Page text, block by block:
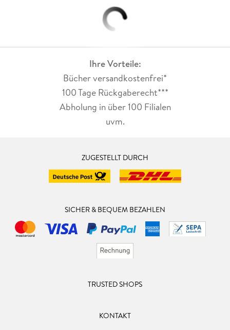
Ihre Vorteile:
Bücher versandkostenfrei*
100 Tage Rückgaberecht***
Abholung in über 100 Filialen
uvm.
ZUGESTELLT DURCH
SICHER & BEQUEM BEZAHLEN
TRUSTED SHOPS
KONTAKT